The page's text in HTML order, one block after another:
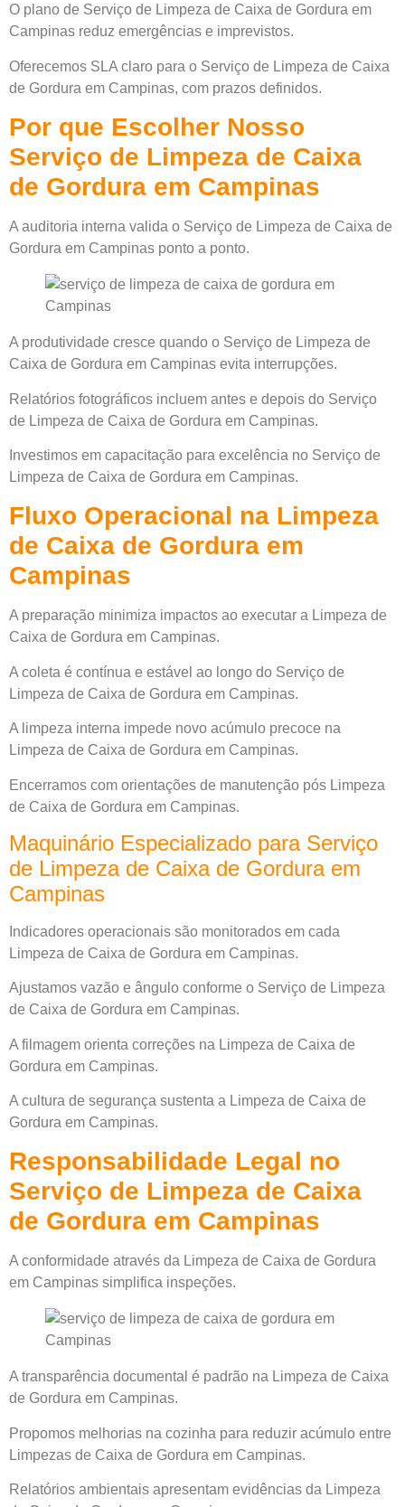
O plano de Serviço de Limpeza de Caixa de Gordura em
Campinas reduz emergências e imprevistos.
Oferecemos SLA claro para o Serviço de Limpeza de Caixa
de Gordura em Campinas, com prazos definidos.
Por que Escolher Nosso
Serviço de Limpeza de Caixa
de Gordura em Campinas
A auditoria interna valida o Serviço de Limpeza de Caixa de
Gordura em Campinas ponto a ponto.
A produtividade cresce quando o Serviço de Limpeza de
Caixa de Gordura em Campinas evita interrupções.
Relatórios fotográficos incluem antes e depois do Serviço
de Limpeza de Caixa de Gordura em Campinas.
Investimos em capacitação para excelência no Serviço de
Limpeza de Caixa de Gordura em Campinas.
Fluxo Operacional na Limpeza
de Caixa de Gordura em
Campinas
A preparação minimiza impactos ao executar a Limpeza de
Caixa de Gordura em Campinas.
A coleta é contínua e estável ao longo do Serviço de
Limpeza de Caixa de Gordura em Campinas.
A limpeza interna impede novo acúmulo precoce na
Limpeza de Caixa de Gordura em Campinas.
Encerramos com orientações de manutenção pós Limpeza
de Caixa de Gordura em Campinas.
Maquinário Especializado para Serviço
de Limpeza de Caixa de Gordura em
Campinas
Indicadores operacionais são monitorados em cada
Limpeza de Caixa de Gordura em Campinas.
Ajustamos vazão e ângulo conforme o Serviço de Limpeza
de Caixa de Gordura em Campinas.
A filmagem orienta correções na Limpeza de Caixa de
Gordura em Campinas.
A cultura de segurança sustenta a Limpeza de Caixa de
Gordura em Campinas.
Responsabilidade Legal no
Serviço de Limpeza de Caixa
de Gordura em Campinas
A conformidade através da Limpeza de Caixa de Gordura
em Campinas simplifica inspeções.
A transparência documental é padrão na Limpeza de Caixa
de Gordura em Campinas.
Propomos melhorias na cozinha para reduzir acúmulo entre
Limpezas de Caixa de Gordura em Campinas.
Relatórios ambientais apresentam evidências da Limpeza